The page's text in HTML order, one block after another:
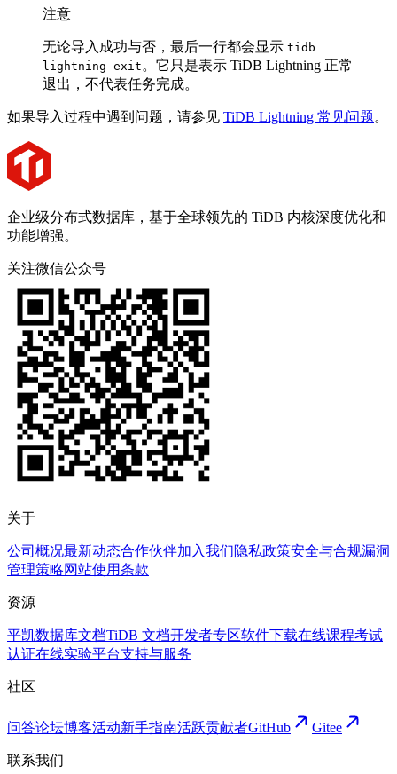
注意
无论导入成功与否，最后一行都会显示 tidb
lightning exit 。它只是表示 TiDB Lightning 正常
退出，不代表任务完成。
如果导入过程中遇到问题，请参见 TiDB Lightning 常见问题。
企业级分布式数据库，基于全球领先的 TiDB 内核深度优化和
功能增强。
关注微信公众号
关于
公司概况最新动态合作伙伴加入我们隐私政策安全与合规漏洞
管理策略网站使用条款
资源
平凯数据库文档TiDB 文档开发者专区软件下载在线课程考试
认证在线实验平台支持与服务
社区
问答论坛博客活动新手指南活跃贡献者GitHub Gitee
联系我们